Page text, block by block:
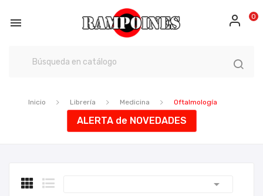
 0
Inicio Librería Medicina Oftalmología
ALERTA de NOVEDADES
